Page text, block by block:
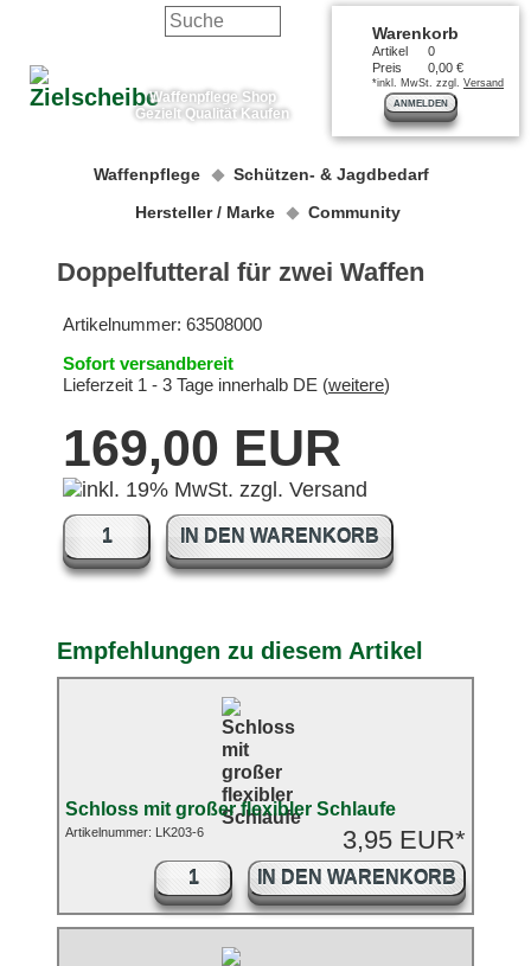
Waffenpflege Shop
Gezielt Qualität Kaufen
Warenkorb
Artikel
0
Preis
0,00 €
*inkl. MwSt. zzgl. Versand
ANMELDEN
Waffenpflege
Schützen- & Jagdbedarf
Hersteller / Marke
Community
Doppelfutteral für zwei Waffen
Artikelnummer: 63508000
Sofort versandbereit
Lieferzeit 1 - 3 Tage innerhalb DE (weitere)
169,00 EUR
IN DEN WARENKORB
Empfehlungen zu diesem Artikel
Schloss mit großer flexibler Schlaufe
3,95 EUR*
Artikelnummer: LK203-6
IN DEN WARENKORB